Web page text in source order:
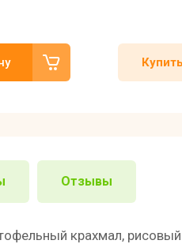
Отзывы
крахмал,